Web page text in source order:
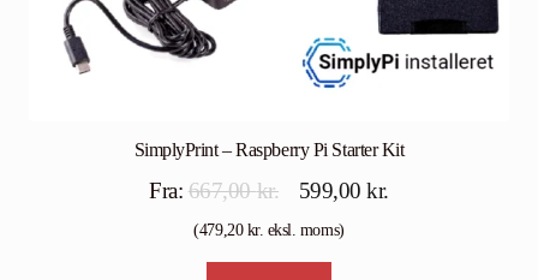
SimplyPrint – Raspberry Pi Starter Kit
Fra: 667,00kr.
Den
oprindelige
pris
599,00kr.
(479,20kr. eksl. moms)